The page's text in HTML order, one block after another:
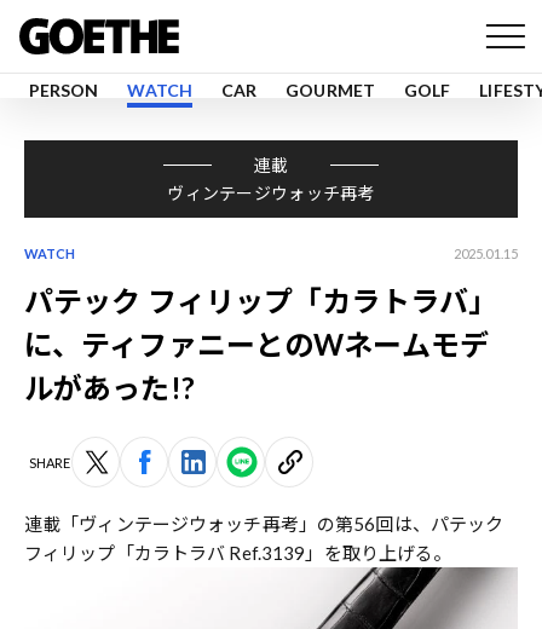
PERSON WATCH CAR GOURMET GOLF
連載
ヴィンテージウォッチ再考
WATCH 2025.01.15
パテック フィリップ「カラトラバ」
に、ティファニーとのWネームモデ
ルがあった!?
SHARE
連載「ヴィンテージウォッチ再考」の第56回は、パテック
フィリップ「カラトラバ Ref.3139」を取り上げる。